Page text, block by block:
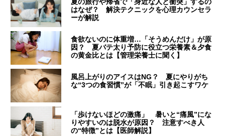
夏の旅行や帰省で「身近な人と衝突」するの
はなぜ？ 解決テクニックを心理カウンセラ
ーが解説
食欲ないのに体重増…「そうめんだけ」が原
因？ 夏バテ太り予防に役立つ栄養素＆夕食
の黄金比とは【管理栄養士に聞く】
風呂上がりのアイスはNG？ 夏にやりがち
な“3つの食習慣”が「不眠」引き起こすワケ
「歩けないほどの激痛」 暑いと“痛風”にな
りやすいのは脱水が原因？ 注意すべき人
の“特徴”とは【医師解説】